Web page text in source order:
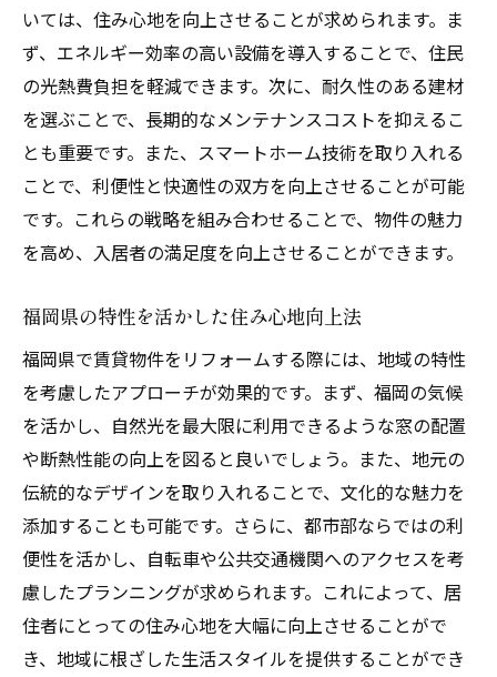
いては、住み心地を向上させることが求められます。ま
ず、エネルギー効率の高い設備を導入することで、住民
の光熱費負担を軽減できます。次に、耐久性のある建材
を選ぶことで、長期的なメンテナンスコストを抑えるこ
とも重要です。また、スマートホーム技術を取り入れる
ことで、利便性と快適性の双方を向上させることが可能
です。これらの戦略を組み合わせることで、物件の魅力
を高め、入居者の満足度を向上させることができます。
福岡県の特性を活かした住み心地向上法
福岡県で賃貸物件をリフォームする際には、地域の特性
を考慮したアプローチが効果的です。まず、福岡の気候
を活かし、自然光を最大限に利用できるような窓の配置
や断熱性能の向上を図ると良いでしょう。また、地元の
伝統的なデザインを取り入れることで、文化的な魅力を
添加することも可能です。さらに、都市部ならではの利
便性を活かし、自転車や公共交通機関へのアクセスを考
慮したプランニングが求められます。これによって、居
住者にとっての住み心地を大幅に向上させることがで
き、地域に根ざした生活スタイルを提供することができ